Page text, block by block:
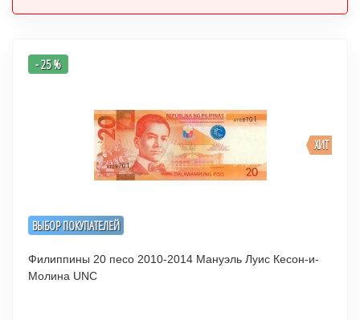
ВЫБОР ПОКУПАТЕЛЕЙ
ХИТ
- 25 %
Филиппины 20 песо 2010-2014 Мануэль Луис Кесон-и-
Молина UNC